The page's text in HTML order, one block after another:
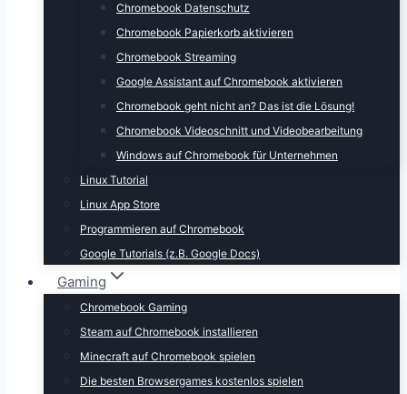
Chromebook Datenschutz
Chromebook Papierkorb aktivieren
Chromebook Streaming
Google Assistant auf Chromebook aktivieren
Chromebook geht nicht an? Das ist die Lösung!
Chromebook Videoschnitt und Videobearbeitung
Windows auf Chromebook für Unternehmen
Linux Tutorial
Linux App Store
Programmieren auf Chromebook
Google Tutorials (z.B. Google Docs)
Gaming
Chromebook Gaming
Steam auf Chromebook installieren
Minecraft auf Chromebook spielen
Die besten Browsergames kostenlos spielen